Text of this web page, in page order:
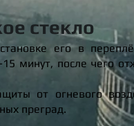
стекло
его в
минут, после чего
от огневого
преград.